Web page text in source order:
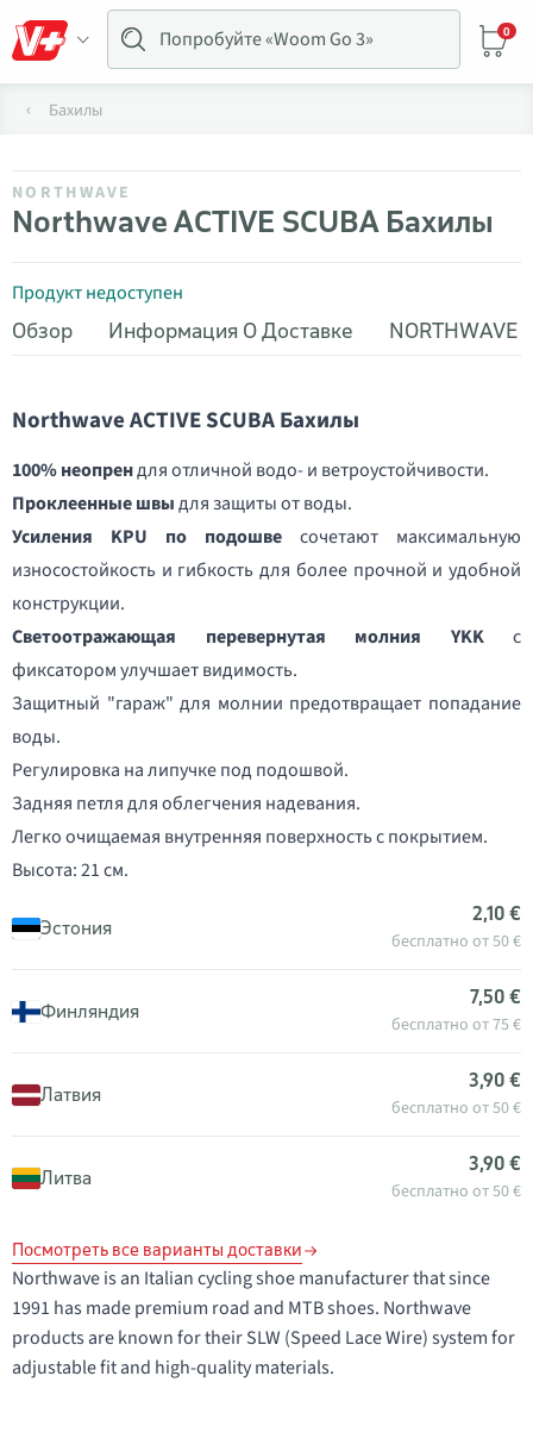
0
Бахилы
NORTHWAVE
Northwave ACTIVE SCUBA Бахилы
Продукт недоступен
Обзор
Информация О Доставке NORTHWAVE
Northwave ACTIVE SCUBA Бахилы
100% неопрендля отличной водо- и ветроустойчивости.
Проклеенные швыдля защиты от воды.
Усиления KPU по подошве сочетают максимальную
износостойкость и гибкость для более прочной и удобной
конструкции.
Светоотражающая перевернутая молния YKKс
фиксатором улучшает видимость.
Защитный "гараж" для молнии предотвращает попадание
воды.
Регулировка на липучке под подошвой.
Задняя петля для облегчения надевания.
Легко очищаемая внутренняя поверхность с покрытием.
Высота: 21 см.
Эстония
2,10 €
бесплатно от 50 €
Финляндия
7,50 €
бесплатно от 75 €
Латвия
3,90 €
бесплатно от 50 €
Литва
3,90 €
бесплатно от 50 €
Посмотреть все варианты доставки
Northwave is an Italian cycling shoe manufacturer that since
1991 has made premium road and MTB shoes. Northwave
products are known for their SLW (Speed Lace Wire) system for
adjustable fit and high-quality materials.